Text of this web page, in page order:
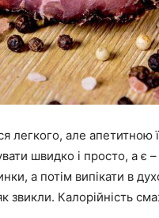
легкого, але апетитною
швидко і просто, а є
а потім випікати в
звикли. Калорійність